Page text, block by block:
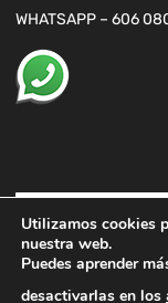
WHATSAPP – 606
Utilizamos cookies
nuestra web.
Puedes aprender
desactivarlas en los